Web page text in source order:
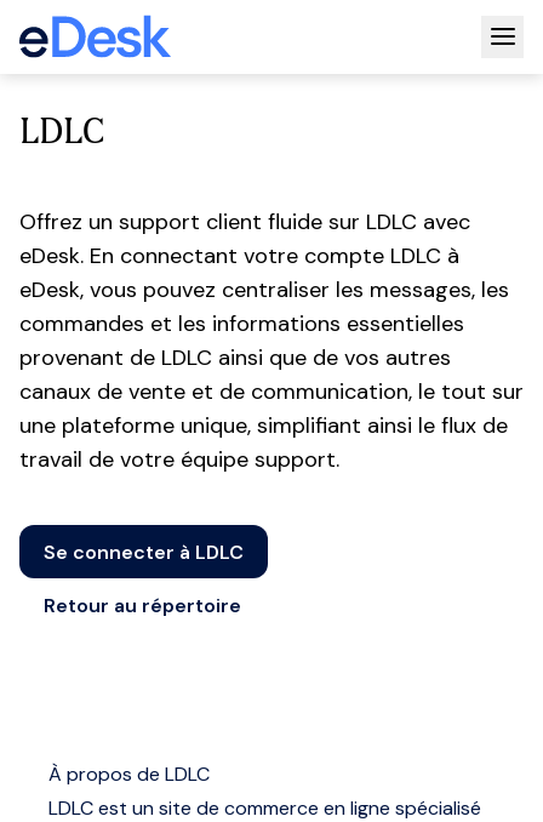
LDLC
Offrez un support client fluide sur LDLC avec
eDesk. En connectant votre compte LDLC à
eDesk, vous pouvez centraliser les messages, les
commandes et les informations essentielles
provenant de LDLC ainsi que de vos autres
canaux de vente et de communication, le tout sur
une plateforme unique, simplifiant ainsi le flux de
travail de votre équipe support.
Se connecter à LDLC
Retour au répertoire
À propos de LDLC
LDLC est un site de commerce en ligne spécialisé